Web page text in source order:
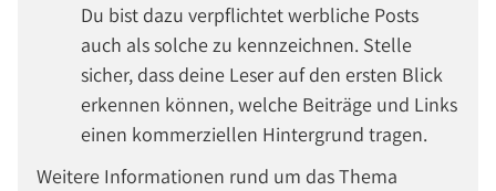
Du bist dazu verpflichtet werbliche Posts
auch als solche zu kennzeichnen. Stelle
sicher, dass deine Leser auf den ersten Blick
erkennen können, welche Beiträge und Links
einen kommerziellen Hintergrund tragen.
Weitere Informationen rund um das Thema